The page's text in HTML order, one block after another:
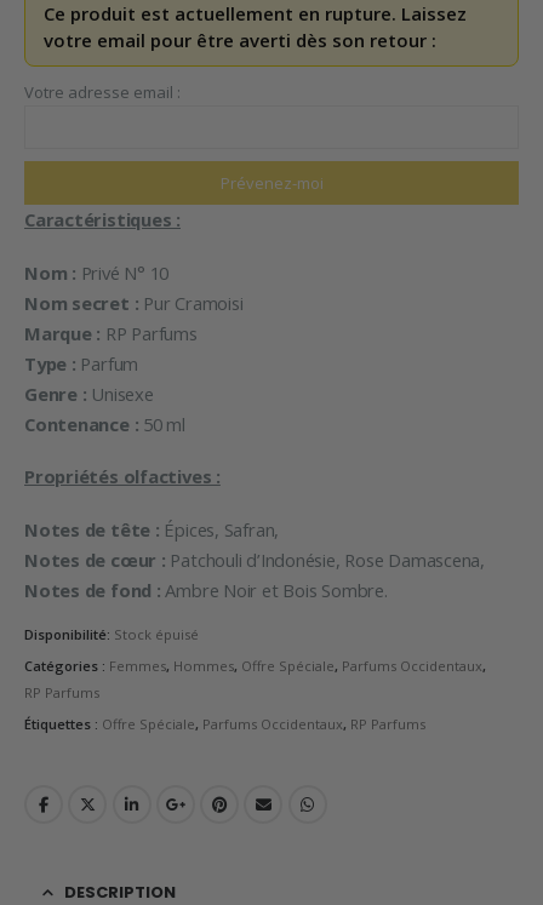
Ce produit est actuellement en rupture. Laissez
votre email pour être averti dès son retour :
Votre adresse email :
Caractéristiques :
Nom : Privé N° 10
Nom secret : Pur Cramoisi
Marque : RP Parfums
Type : Parfum
Genre : Unisexe
Contenance : 50 ml
Propriétés olfactives :
Notes de tête : Épices, Safran,
Notes de cœur : Patchouli d’Indonésie, Rose Damascena,
Notes de fond : Ambre Noir et Bois Sombre.
Disponibilité: Stock épuisé
Catégories : Femmes, Hommes, Offre Spéciale, Parfums Occidentaux,
RP Parfums
Étiquettes : Offre Spéciale, Parfums Occidentaux, RP Parfums
DESCRIPTION